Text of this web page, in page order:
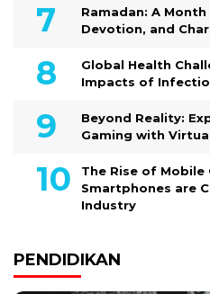
Ramadan: A
Devotion, and
Global Health
Impacts of
Beyond Reality:
Gaming with
The Rise of Mobile
Smartphones are
Industry
PENDIDIKAN